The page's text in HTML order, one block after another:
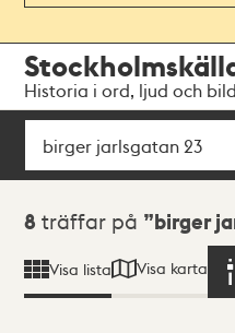
navigationen
huvudinnehållet
Historia i ord, ljud och bild
Sök
Sökresultat
8 träffar på birger
Visa lista Visa karta